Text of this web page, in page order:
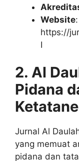
Website:
https://
I
2. Al
Pidana
Jurnal Al
yang memuat
pidana dan